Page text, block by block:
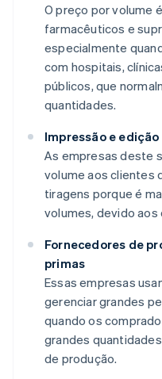
O preço por volume
farmacêuticos e
especialmente
com hospitais,
públicos, que
quantidades.
Impressão e edição
As empresas deste
volume aos clientes
tiragens porque é
volumes, devido
Fornecedores de
primas
Essas empresas
gerenciar grandes
quando os
grandes
de produção.